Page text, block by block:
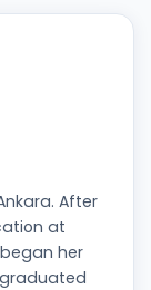
After
at
her